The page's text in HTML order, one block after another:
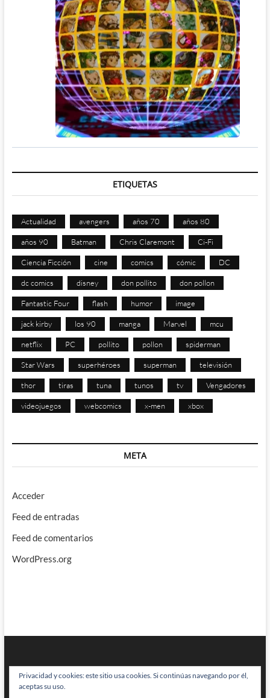
ETIQUETAS
Actualidad avengers años 70 años 80
años 90 Batman Chris Claremont Ci-Fi
Ciencia Ficción cine comics cómic DC
dc comics disney don pollito don pollon
Fantastic Four flash humor image
jack kirby los 90 manga Marvel mcu
netflix PC pollito pollon spiderman
Star Wars superhéroes superman televisión
thor tiras tuna tunos tv Vengadores
videojuegos webcomics x-men xbox
META
Acceder
Feed de entradas
Feed de comentarios
WordPress.org
Privacidad y cookies: este sitio usa cookies. Si continúas navegando por él,
aceptas su uso.